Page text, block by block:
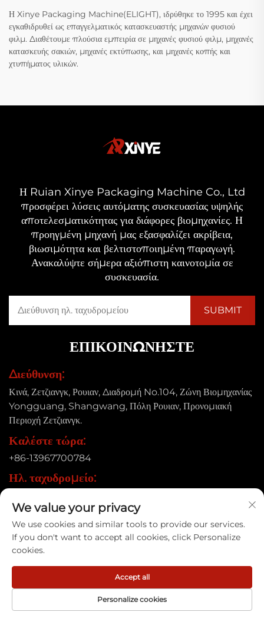
Η Xinye Packaging Machine(ELIGHT), ιδρύθηκε το 1995 και έχει
εγκαθιδρυθεί ως επαγγελματικός κατασκευαστής μηχανών φυσιού
φιλμ. Διαθέτουμε πλούσια εμπειρία σε μηχανές φυσιού φιλμ, μηχανές
κατασκευής σακιών, μηχανές εκτύπωσης, και μηχανές κοπής και
χτυπήματος υλικών.
Η Ruian Xinye Packaging Machine Co., Ltd
προσφέρει λύσεις αυτόματης συσκευασίας υψηλής
αποτελεσματικότητας για διάφορες βιομηχανίες. Η
προηγμένη μηχανή μας εξασφαλίζει ακρίβεια,
βιωσιμότητα και βελτιστοποιημένη παραγωγή.
Ανακαλύψτε σήμερα αξιόπιστη καινοτομία σε
συσκευασία.
ΕΠΙΚΟΙΝΩΝΉΣΤΕ
Διεύθυνση:
Κινά, Ζετζιανγκ, Ρουιαν, Διαδρομή No.104, Ζώνη Βιομηχανίας
Yongguang, Shangwang, Πόλη Ρουιαν, Προνομιακή
Περιοχή Ζετζιανγκ.
Καλέστε τώρα:
+86-13967700784
Ηλ. ταχυδρομείο:
Δικαιώματα πνευματικής ιδιοκτησίας © 2025 Ruian Xinye
Packaging Machine Co., Ltd |
We value your privacy
We use cookies and similar tools to provide our services.
If you don't want to accept all cookies, click Personalize
cookies.
Personalize cookies
Accept all